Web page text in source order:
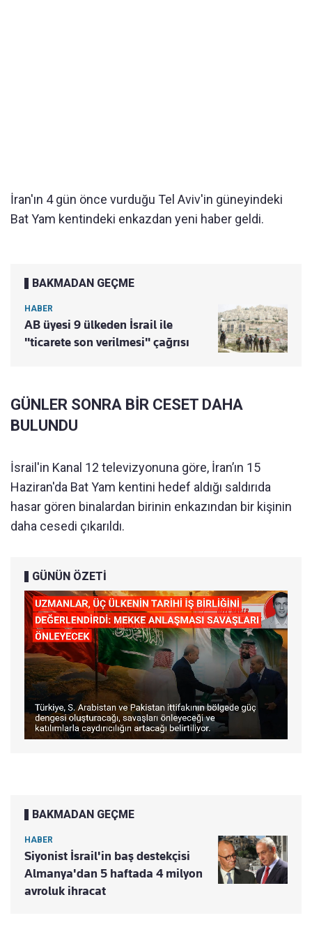
İran'ın 4 gün önce vurduğu Tel Aviv'in güneyindeki
Bat Yam kentindeki enkazdan yeni haber geldi.
BAKMADAN GEÇME
HABER
AB üyesi 9 ülkeden İsrail ile
"ticarete son verilmesi" çağrısı
GÜNLER SONRA BİR CESET DAHA
BULUNDU
İsrail'in Kanal 12 televizyonuna göre, İran’ın 15
Haziran'da Bat Yam kentini hedef aldığı saldırıda
hasar gören binalardan birinin enkazından bir kişinin
daha cesedi çıkarıldı.
GÜNÜN ÖZETİ
BAKMADAN GEÇME
HABER
Siyonist İsrail'in baş destekçisi
Almanya'dan 5 haftada 4 milyon
avroluk ihracat